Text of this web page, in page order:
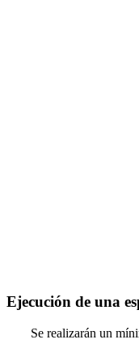
Ejecución de una
Se realizarán un